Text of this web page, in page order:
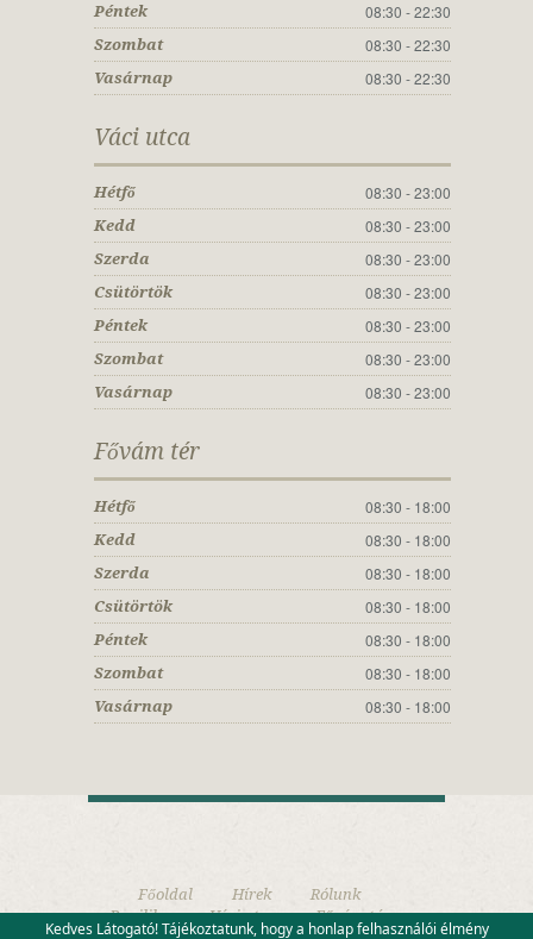
Péntek 08:30 - 22:30
Szombat 08:30 - 22:30
Vasárnap 08:30 - 22:30
Váci utca
Hétfő 08:30 - 23:00
Kedd 08:30 - 23:00
Szerda 08:30 - 23:00
Csütörtök 08:30 - 23:00
Péntek 08:30 - 23:00
Szombat 08:30 - 23:00
Vasárnap 08:30 - 23:00
Fővám tér
Hétfő 08:30 - 18:00
Kedd 08:30 - 18:00
Szerda 08:30 - 18:00
Csütörtök 08:30 - 18:00
Péntek 08:30 - 18:00
Szombat 08:30 - 18:00
Vasárnap 08:30 - 18:00
Főoldal Hírek
Rólunk
Bazilika
Váci utca
Fővám tér
Kedves Látogató! Tájékoztatunk, hogy a honlap felhasználói élmény